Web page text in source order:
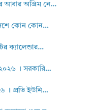
আবার অগ্রিম নে...
কোন কোন...
ক্যালেন্ডার...
। সরকারি...
। প্রতি ইউনি...